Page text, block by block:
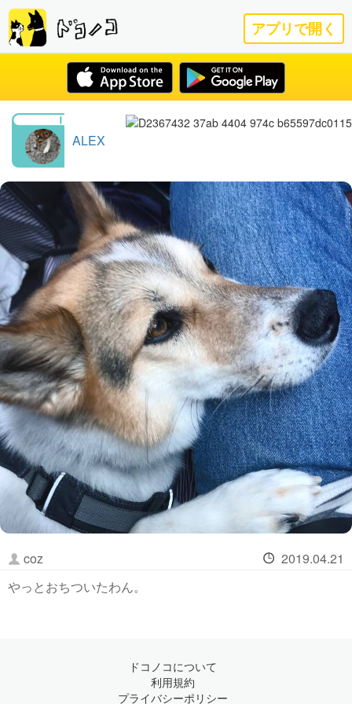
アプリで開く
ALEX
coz
2019.04.21
やっとおちついたわん。
ドコノコについて
利用規約
プライバシーポリシー